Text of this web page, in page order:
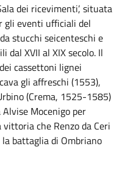
dei ricevimenti’, situata
gli eventi ufficiali del
stucchi seicenteschi e
XVII al XIX secolo. Il
cassettoni lignei
gli affreschi (1553),
(Crema, 1525-1585)
Mocenigo per
che Renzo da Ceri
battaglia di Ombriano